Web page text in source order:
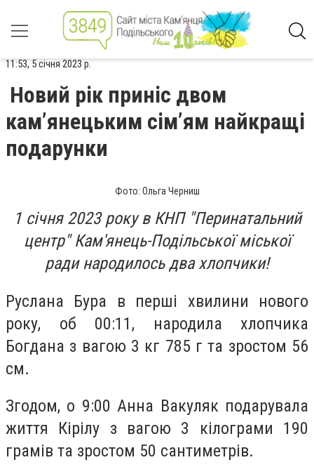
11:53, 5 січня 2023 р.
Новий рік приніс двом
кам’янецьким сім’ям найкращі
подарунки
Фото: Ольга Черниш
1 січня 2023 року в КНП "Перинатальний
центр" Кам'янець-Подільської міської
ради народилось два хлопчики!
Руслана Бура в перші хвилини нового
року, об 00:11, народила хлопчика
Богдана з вагою 3 кг 785 г та зростом 56
см.
Згодом, о 9:00 Анна Вакуляк подарувала
життя Кірілу з вагою 3 кілограми 190
грамів та зростом 50 сантиметрів.